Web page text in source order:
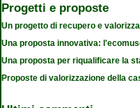
Progetti e proposte
Un progetto di recupero e
Una proposta innovativa:
Una proposta per riqualificare la
Proposte di valorizzazione della